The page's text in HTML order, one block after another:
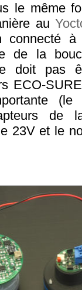
le même
au
à
de la
doit pas
ECO-
(le
de
23V et le